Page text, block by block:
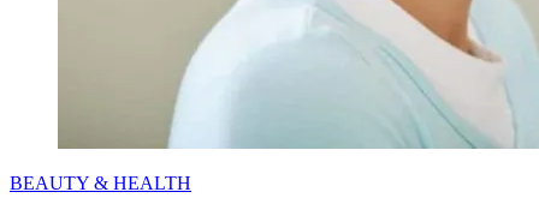
Categories
BEAUTY & HEALTH